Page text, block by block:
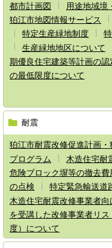
都市計画図
用途地域境
狛江市地図情報サービス
特定生産緑地制度
生産緑地地区について
期優良住宅建築等計画の
の最低限度について
耐震
狛江市耐震改修促進計画
プログラム
木造住宅耐
危険ブロック塀等の撤去
の点検
特定緊急輸送道
木造住宅耐震改修事業者
を受講した改修事業者リス
度）について